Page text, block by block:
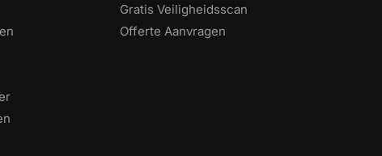
Gratis Veiligheidsscan
Offerte Aanvragen